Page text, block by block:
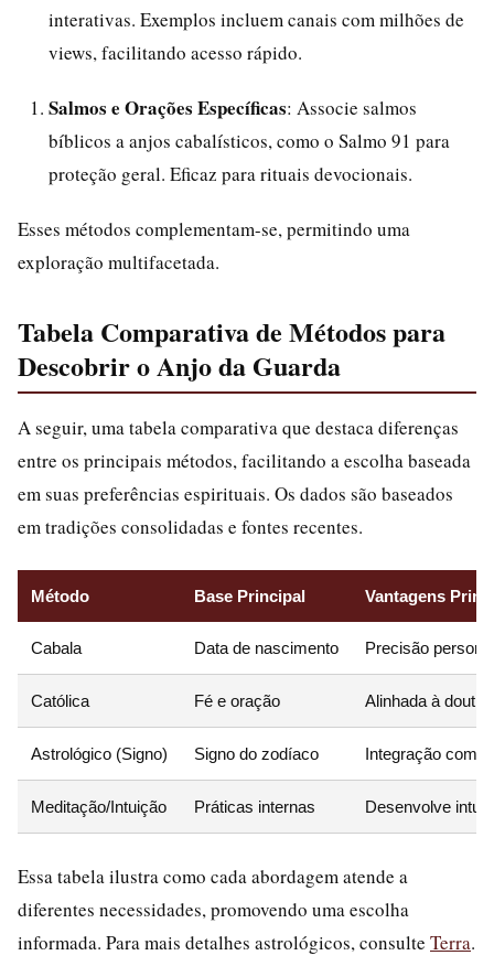
interativas. Exemplos incluem canais com milhões de
views, facilitando acesso rápido.
Salmos e Orações Específicas: Associe salmos
bíblicos a anjos cabalísticos, como o Salmo 91 para
proteção geral. Eficaz para rituais devocionais.
Esses métodos complementam-se, permitindo uma
exploração multifacetada.
Tabela Comparativa de Métodos para
Descobrir o Anjo da Guarda
A seguir, uma tabela comparativa que destaca diferenças
entre os principais métodos, facilitando a escolha baseada
em suas preferências espirituais. Os dados são baseados
em tradições consolidadas e fontes recentes.
Método Base Principal Vantagens
Cabala Data de nascimento Precisão
Católica Fé e oração Alinhada à
Astrológico (Signo) Signo do zodíaco Integração com
Meditação/Intuição Práticas internas Desenvolve
Essa tabela ilustra como cada abordagem atende a
diferentes necessidades, promovendo uma escolha
informada. Para mais detalhes astrológicos, consulte Terra.